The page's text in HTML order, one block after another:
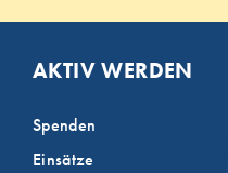
AKTIV WERDEN
Spenden
Einsätze